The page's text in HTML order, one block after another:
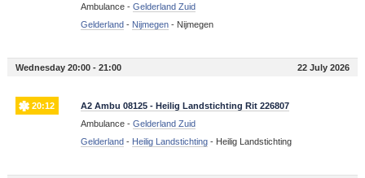
Ambulance - Gelderland Zuid
Gelderland- Nijmegen- Nijmegen
Wednesday 20:00 - 21:00 22 July 2026
20:12
A2 Ambu 08125 - Heilig Landstichting Rit 226807
Ambulance - Gelderland Zuid
Gelderland- Heilig Landstichting- Heilig Landstichting